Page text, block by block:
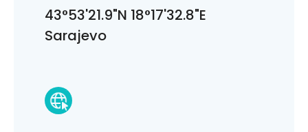
43°53'21.9"N 18°17'32.8"E
Sarajevo